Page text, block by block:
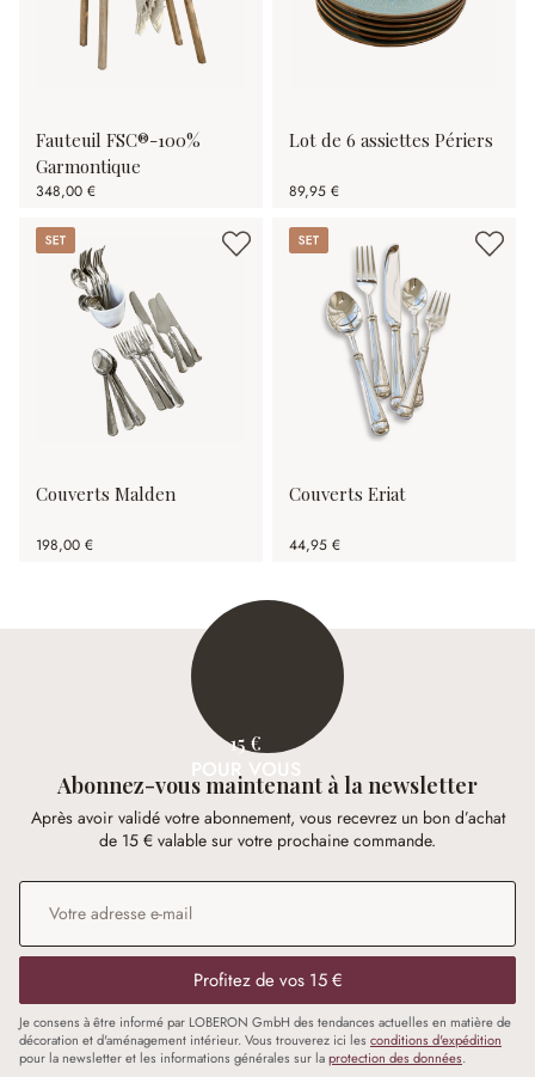
Fauteuil FSC®-100%
Garmontique
348,00 €
Lot de 6 assiettes Périers
89,95 €
Set
Couverts Malden
198,00 €
Set
Couverts Eriat
44,95 €
15 €
POUR VOUS
Abonnez-vous maintenant à la newsletter
Après avoir validé votre abonnement, vous recevrez un bon d’achat
de 15 € valable sur votre prochaine commande.
Adresse e-mail
Profitez de vos 15 €
Je consens à être informé par LOBERON GmbH des tendances actuelles en matière de
décoration et d'aménagement intérieur. Vous trouverez ici les conditions d'expédition
pour la newsletter et les informations générales sur laprotection des données.